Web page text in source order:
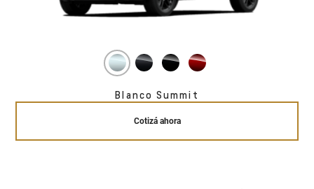
Blanco Summit
Cotizá ahora